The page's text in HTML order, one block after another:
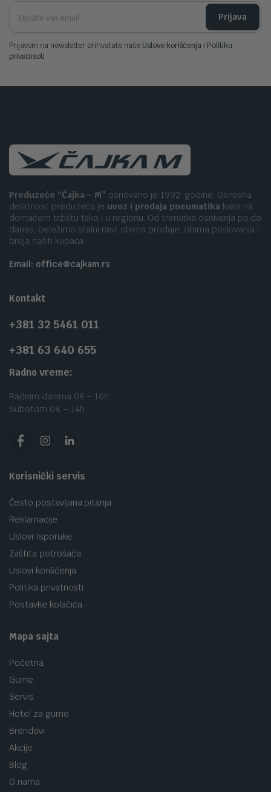
Prijava
Prijavom na newsletter prihvatate naše Uslove korišćenja i Politiku
privatnsoti
Preduzeće “Čajka – M” osnovano je 1992. godine. Osnovna
delatnost preduzeća je uvoz i prodaja pneumatika kako na
domaćem tržištu tako i u regionu. Od trenutka osnivanja pa do
danas, beležimo stalni rast obima prodaje, obima poslovanja i
broja naših kupaca
Email: office@cajkam.rs
Kontakt
+381 32 5461 011
+381 63 640 655
Radno vreme:
Radnim danima 08 – 16h
Subotom 08 – 14h
Korisnički servis
Često postavljana pitanja
Reklamacije
Uslovi Isporuke
Zaštita potrošača
Uslovi korišćenja
Politika privatnosti
Postavke kolačića
Mapa sajta
Početna
Gume
Servis
Hotel za gume
Brendovi
Akcije
Blog
O nama